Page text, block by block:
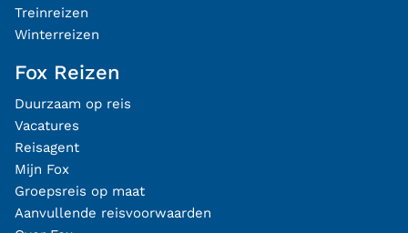
Treinreizen
Winterreizen
Fox Reizen
Duurzaam op reis
Vacatures
Reisagent
Mijn Fox
Groepsreis op maat
Aanvullende reisvoorwaarden